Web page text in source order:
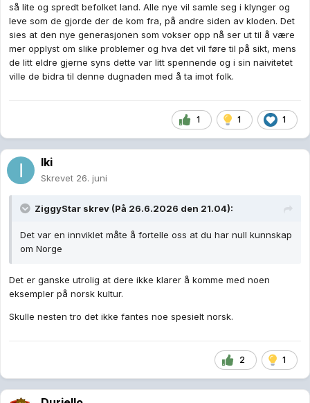
så lite og spredt befolket land. Alle nye vil samle seg i klynger og
leve som de gjorde der de kom fra, på andre siden av kloden. Det
sies at den nye generasjonen som vokser opp nå ser ut til å være
mer opplyst om slike problemer og hva det vil føre til på sikt, mens
de litt eldre gjerne syns dette var litt spennende og i sin naivitetet
ville de bidra til denne dugnaden med å ta imot folk.
1 1 1
Iki
Skrevet 26. juni
ZiggyStar skrev (På 26.6.2026 den 21.04):
Det var en innviklet måte å fortelle oss at du har null kunnskap
om Norge
Det er ganske utrolig at dere ikke klarer å komme med noen
eksempler på norsk kultur.
Skulle nesten tro det ikke fantes noe spesielt norsk.
2 1